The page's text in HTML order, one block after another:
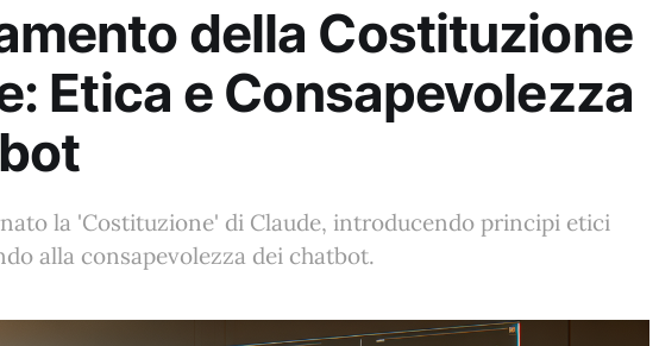
della Costituzione
Etica e Consapevolezza
la 'Costituzione' di Claude, introducendo principi etici
alla consapevolezza dei chatbot.